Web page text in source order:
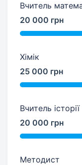
Вчитель
20 000 грн
Хімік
25 000 грн
Вчитель історії
20 000 грн
Методист